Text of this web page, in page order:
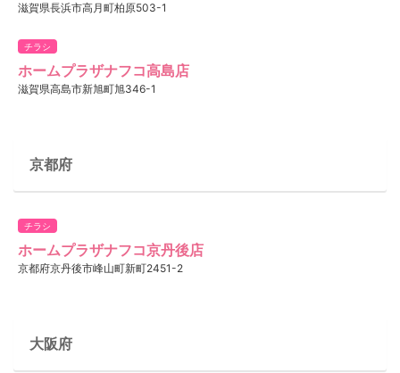
滋賀県長浜市高月町柏原503-1
チラシ
ホームプラザナフコ高島店
滋賀県高島市新旭町旭346-1
京都府
チラシ
ホームプラザナフコ京丹後店
京都府京丹後市峰山町新町2451-2
大阪府